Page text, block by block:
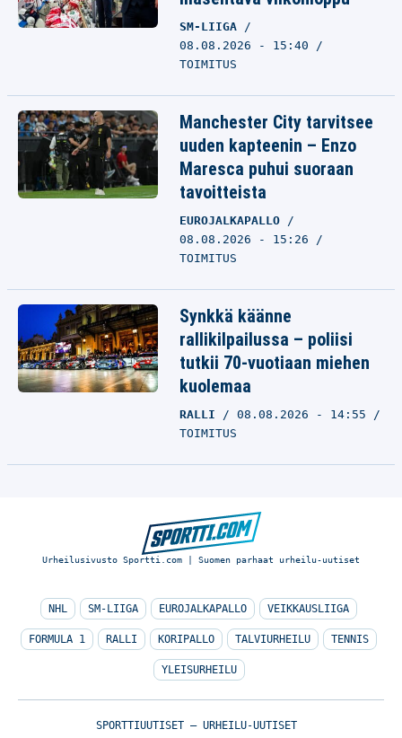
SM-LIIGA
08.08.2026 - 15:40
TOIMITUS
Manchester City tarvitsee
uuden kapteenin – Enzo
Maresca puhui suoraan
tavoitteista
EUROJALKAPALLO
08.08.2026 - 15:26
TOIMITUS
Synkkä käänne
rallikilpailussa – poliisi
tutkii 70-vuotiaan miehen
kuolemaa
RALLI
08.08.2026 - 14:55
TOIMITUS
Urheilusivusto Sportti.com | Suomen parhaat urheilu-uutiset
NHL SM-LIIGA EUROJALKAPALLO VEIKKAUSLIIGA
FORMULA 1 RALLI KORIPALLO TALVIURHEILU TENNIS
YLEISURHEILU
SPORTTIUUTISET – URHEILU-UUTISET